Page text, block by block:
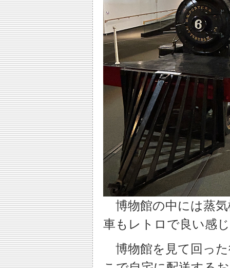
博物館の中には蒸気
車もレトロで良い感
博物館を見て回っ